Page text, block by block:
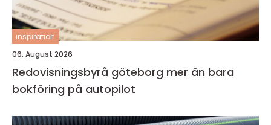
inspiration
06. August 2026
Redovisningsbyrå göteborg mer än bara
bokföring på autopilot